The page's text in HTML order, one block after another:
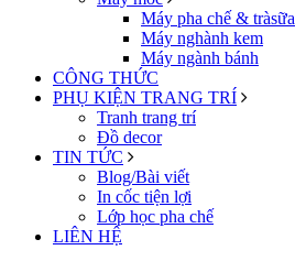
Máy pha chế & tràsữa
Máy nghành kem
Máy ngành bánh
CÔNG THỨC
PHỤ KIỆN TRANG TRÍ
Tranh trang trí
Đồ decor
TIN TỨC
Blog/Bài viết
In cốc tiện lợi
Lớp học pha chế
LIÊN HỆ